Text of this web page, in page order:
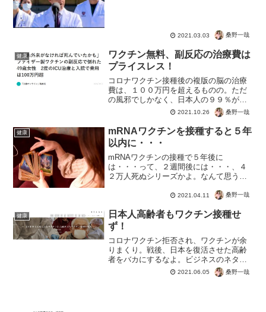
2021.03.03 桑野一哉
健康
ワクチン無料、副反応の治療費は
プライスレス！
コロナワクチン接種後の複版の脳の治療
費は、１００万円を超えるものの。ただ
の風邪でしかなく、日本人の９９％がか
かったこともないウイルス的なもの。そ
の予防に未知のワクチン接種で、お金で
は取り返しのつかないことが・・・「緊
急外来がなければ死んでい...
2021.10.26 桑野一哉
健康
mRNAワクチンを接種すると５年
以内に・・・
mRNAワクチンの接種で５年後に
は・・・って、２週間後には・・・、４
２万人死ぬシリーズかよ。なんて思うけ
よ？とも思いつつ、世界で健康な人がど
あり得るかも。なんて思っちゃ...
2021.04.11 桑野一哉
健康
日本人高齢者もワクチン接種せ
ず！
コロナワクチン拒否され、ワクチンが余
りまくり。戦後、日本を復活させた高齢
者をバカにするなよ。ビジネスのネタに
されるほどボケちゃいねーよ。または、
死んで欲しくない家族や知り合いが、コ
2021.06.05 桑野一哉